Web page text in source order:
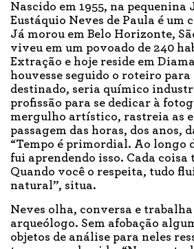
Nascido em 1955, na pequenina
Eustáquio Neves de Paula é um
Já morou em Belo Horizonte,
viveu em um povoado de 240
Extração e hoje reside em
houvesse seguido o roteiro
destinado, seria químico
profissão para se dedicar à
mergulho artístico, rastreia as
passagem das horas, dos anos,
“Tempo é primordial. Ao longo
fui aprendendo isso. Cada coisa
Quando você o respeita, tudo
natural”, situa.
Neves olha, conversa e
arqueólogo. Sem afobação
objetos de análise para neles